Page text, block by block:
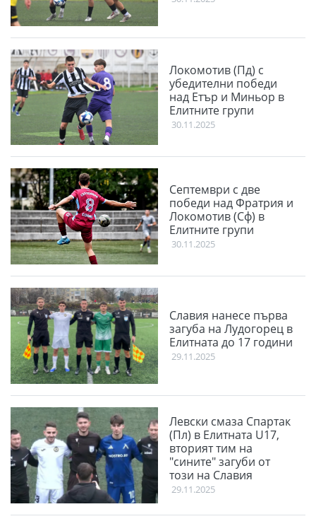
Локомотив (Пд) с
убедителни победи
над Етър и Миньор в
Елитните групи
30.11.2025
Септември с две
победи над Фратрия и
Локомотив (Сф) в
Елитните групи
30.11.2025
Славия нанесе първа
загуба на Лудогорец в
Елитната до 17 години
29.11.2025
Левски смаза Спартак
(Пл) в Елитната U17,
вторият тим на
"сините" загуби от
този на Славия
29.11.2025